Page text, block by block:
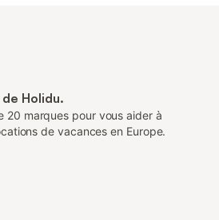
Holidu.
20 marques pour vous aider à
de vacances en Europe.